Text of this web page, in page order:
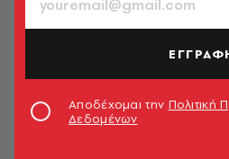
Αποδέχομαι την
Δεδομένων